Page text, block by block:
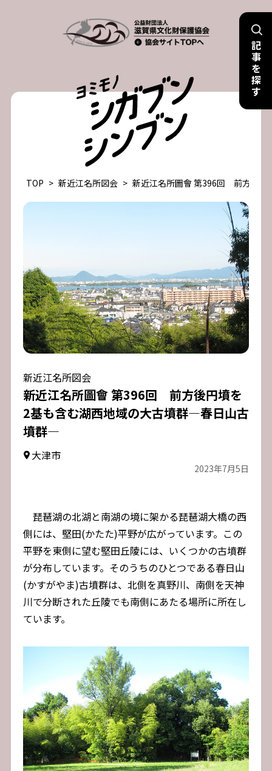
記
事
を
探
す
TOP > 新近江名所図会 > 新近江名所圖會 第396回 前方後
新近江名所図会
新近江名所圖會 第396回 前方後円墳を
2基も含む湖西地域の大古墳群―春日山古
墳群―
大津市
2023年7月5日
琵琶湖の北湖と南湖の境に架かる琵琶湖大橋の西
側には、堅田(かたた)平野が広がっています。この
平野を東側に望む堅田丘陵には、いくつかの古墳群
が分布しています。そのうちのひとつである春日山
(かすがやま)古墳群は、北側を真野川、南側を天神
川で分断された丘陵でも南側にあたる場所に所在し
ています。